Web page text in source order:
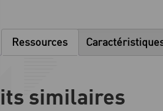
Ressources
similaires